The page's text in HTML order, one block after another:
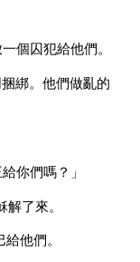
個囚犯給他們。
綁。他們做亂的
你們嗎？」
了來。
他們。